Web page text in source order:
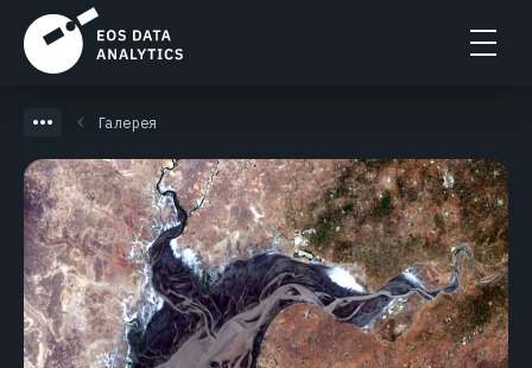
Галерея